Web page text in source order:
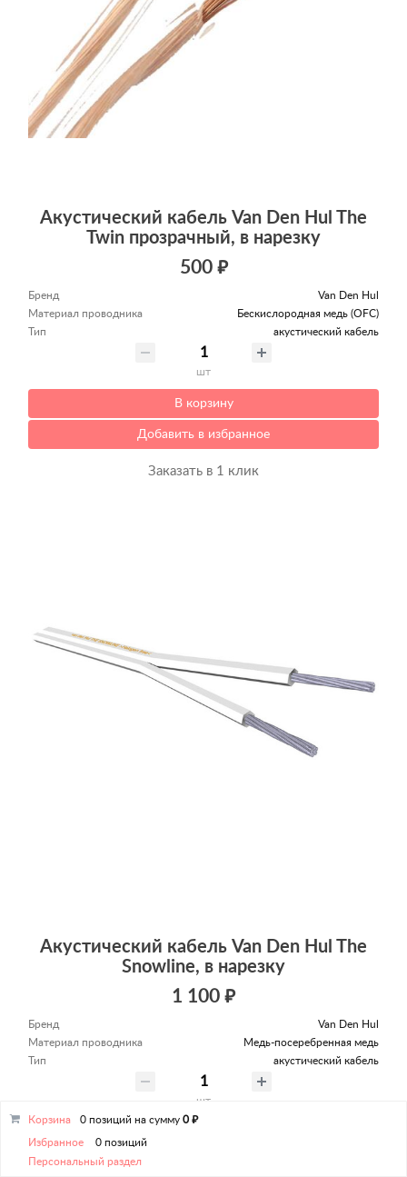
Акустический кабель Van Den Hul The
Twin прозрачный, в нарезку
500 ₽
Бренд
Van Den Hul
Материал проводника
Беcкислородная медь (OFC)
Тип
акустический кабель
шт
В корзину
Добавить в избранное
Заказать в 1 клик
Акустический кабель Van Den Hul The
Snowline, в нарезку
1 100 ₽
Бренд
Van Den Hul
Материал проводника
Медь-посеребренная медь
Тип
акустический кабель
шт
Добавить в избранное
Корзина 0 позиций на сумму 0 ₽
Избранное
0 позиций
Персональный раздел